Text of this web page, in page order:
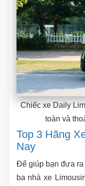
Chiếc xe Daily
toàn và
Top 3 Hãng
Nay
Để giúp bạn đưa ra
ba nhà xe